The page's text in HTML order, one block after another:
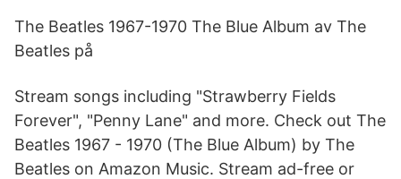
‎The Beatles 1967-1970 The Blue Album av The
Beatles på
Stream songs including "Strawberry Fields
Forever", "Penny Lane" and more. Check out The
Beatles 1967 - 1970 (The Blue Album) by The
Beatles on Amazon Music. Stream ad-free or